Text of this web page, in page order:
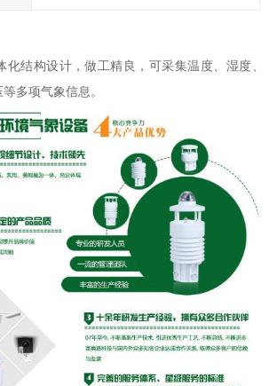
化结构设计，做工精良，可采集温度、湿度、
多项气象信息。